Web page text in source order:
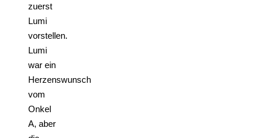
zuerst
Lumi
vorstellen.
Lumi
war ein
Herzenswunsch
vom
Onkel
A, aber